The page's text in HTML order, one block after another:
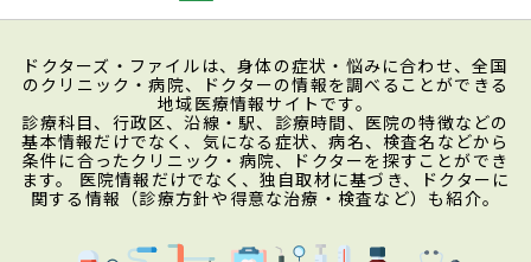
ドクターズ・ファイルは、身体の症状・悩みに合わせ、全国
のクリニック・病院、ドクターの情報を調べることができる
地域医療情報サイトです。
診療科目、行政区、沿線・駅、診療時間、医院の特徴などの
基本情報だけでなく、気になる症状、病名、検査名などから
条件に合ったクリニック・病院、ドクターを探すことができ
ます。 医院情報だけでなく、独自取材に基づき、ドクターに
関する情報（診療方針や得意な治療・検査など）も紹介。